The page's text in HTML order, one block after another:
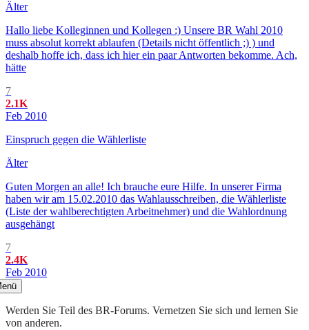
Älter
Hallo liebe Kolleginnen und Kollegen :) Unsere BR Wahl 2010
muss absolut korrekt ablaufen (Details nicht öffentlich ;) ) und
deshalb hoffe ich, dass ich hier ein paar Antworten bekomme. Ach,
hätte
7
2.1K
Feb 2010
Einspruch gegen die Wählerliste
Älter
Guten Morgen an alle! Ich brauche eure Hilfe. In unserer Firma
haben wir am 15.02.2010 das Wahlausschreiben, die Wählerliste
(Liste der wahlberechtigten Arbeitnehmer) und die Wahlordnung
ausgehängt
7
2.4K
Feb 2010
Werden Sie Teil des BR-Forums. Vernetzen Sie sich und lernen Sie
von anderen.